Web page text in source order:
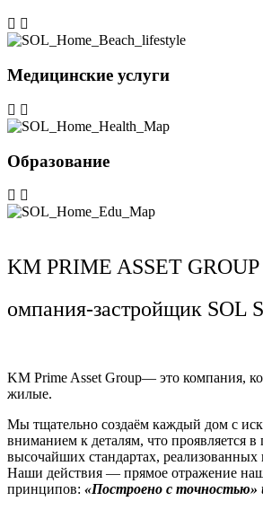
Медицинские услуги
Образование
KM PRIME ASSET GROUP
омпания-застройщик SOL
KM Prime Asset Group— это компания,
жилые.
Мы тщательно создаём каждый дом с
вниманием к деталям, что проявляется
высочайших стандартах,
Наши действия — прямое отражение
принципов: «Построено с